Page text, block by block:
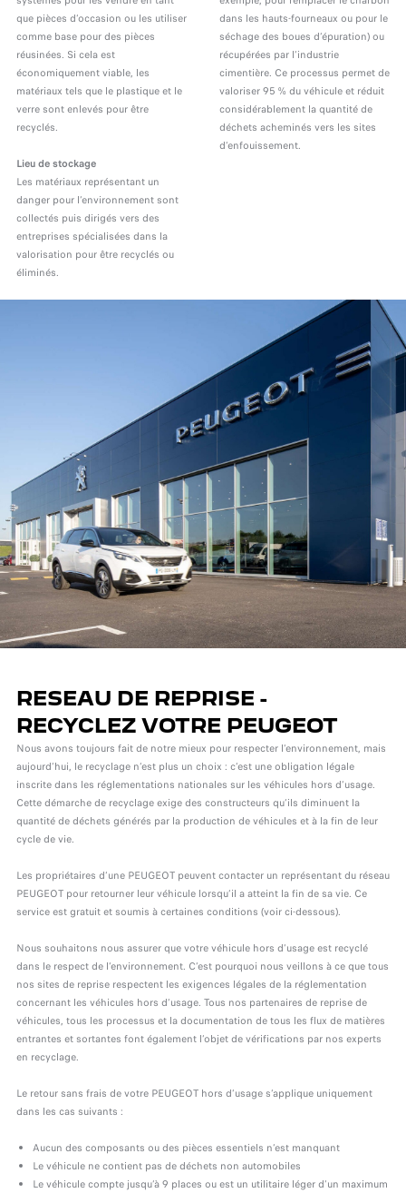
que pièces d’occasion ou les utiliser
comme base pour des pièces
réusinées. Si cela est
économiquement viable, les
matériaux tels que le plastique et le
verre sont enlevés pour être
recyclés.
Lieu de stockage
Les matériaux représentant un
danger pour l’environnement sont
collectés puis dirigés vers des
entreprises spécialisées dans la
valorisation pour être recyclés ou
éliminés.
dans les hauts-fourneaux ou pour le
séchage des boues d’épuration) ou
récupérées par l’industrie
cimentière. Ce processus permet de
valoriser 95 % du véhicule et réduit
considérablement la quantité de
déchets acheminés vers les sites
d’enfouissement.
RESEAU DE REPRISE -
RECYCLEZ VOTRE PEUGEOT
Nous avons toujours fait de notre mieux pour respecter l’environnement, mais
aujourd’hui, le recyclage n’est plus un choix : c’est une obligation légale
inscrite dans les réglementations nationales sur les véhicules hors d’usage.
Cette démarche de recyclage exige des constructeurs qu’ils diminuent la
quantité de déchets générés par la production de véhicules et à la fin de leur
cycle de vie.
Les propriétaires d’une PEUGEOT peuvent contacter un représentant du réseau
PEUGEOT pour retourner leur véhicule lorsqu’il a atteint la fin de sa vie. Ce
service est gratuit et soumis à certaines conditions (voir ci-dessous).
Nous souhaitons nous assurer que votre véhicule hors d’usage est recyclé
dans le respect de l’environnement. C’est pourquoi nous veillons à ce que tous
nos sites de reprise respectent les exigences légales de la réglementation
concernant les véhicules hors d’usage. Tous nos partenaires de reprise de
véhicules, tous les processus et la documentation de tous les flux de matières
entrantes et sortantes font également l’objet de vérifications par nos experts
en recyclage.
Le retour sans frais de votre PEUGEOT hors d’usage s’applique uniquement
dans les cas suivants :
Aucun des composants ou des pièces essentiels n’est manquant
Le véhicule ne contient pas de déchets non automobiles
Le véhicule compte jusqu’à 9 places ou est un utilitaire léger d’un maximum